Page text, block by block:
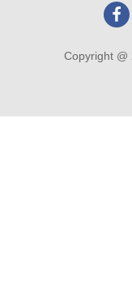
Copyright @